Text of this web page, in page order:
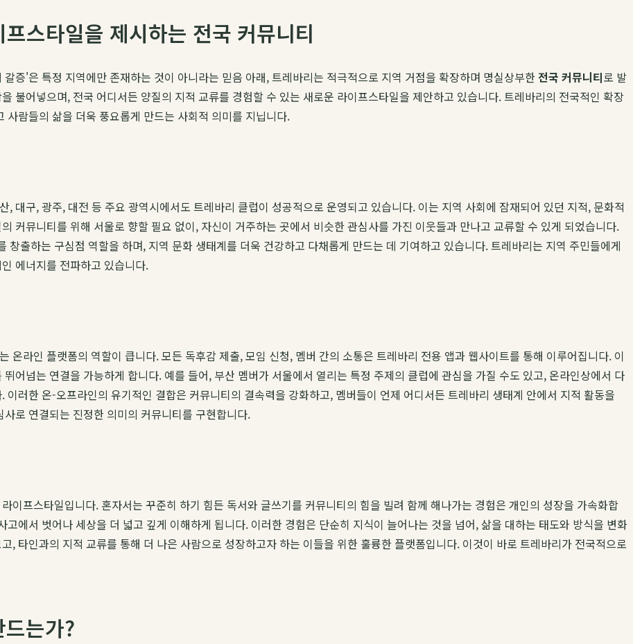
스타일을 제시하는 전국 커뮤니티
증'은 특정 지역에만 존재하는 것이 아니라는 믿음 아래, 트레바리는 적극적으로 지역 거점을 확장하며 명실상부한전국 커뮤니티로 발
불어넣으며, 전국 어디서든 양질의 지적 교류를 경험할 수 있는 새로운 라이프스타일을 제안하고 있습니다. 트레바리의 전국적인 확장
람들의 삶을 더욱 풍요롭게 만드는 사회적 의미를 지닙니다.
대구, 광주, 대전 등 주요 광역시에서도 트레바리 클럽이 성공적으로 운영되고 있습니다. 이는 지역 사회에 잠재되어 있던 지적, 문화적
커뮤니티를 위해 서울로 향할 필요 없이, 자신이 거주하는 곳에서 비슷한 관심사를 가진 이웃들과 만나고 교류할 수 있게 되었습니다.
출하는 구심점 역할을 하며, 지역 문화 생태계를 더욱 건강하고 다채롭게 만드는 데 기여하고 있습니다. 트레바리는 지역 주민들에게
에너지를 전파하고 있습니다.
온라인 플랫폼의 역할이 큽니다. 모든 독후감 제출, 모임 신청, 멤버 간의 소통은 트레바리 전용 앱과 웹사이트를 통해 이루어집니다. 이
어넘는 연결을 가능하게 합니다. 예를 들어, 부산 멤버가 서울에서 열리는 특정 주제의 클럽에 관심을 가질 수도 있고, 온라인상에서 다
러한 온-오프라인의 유기적인 결합은 커뮤니티의 결속력을 강화하고, 멤버들이 언제 어디서든 트레바리 생태계 안에서 지적 활동을
로 연결되는 진정한 의미의 커뮤니티를 구현합니다.
이프스타일입니다. 혼자서는 꾸준히 하기 힘든 독서와 글쓰기를 커뮤니티의 힘을 빌려 함께 해나가는 경험은 개인의 성장을 가속화합
에서 벗어나 세상을 더 넓고 깊게 이해하게 됩니다. 이러한 경험은 단순히 지식이 늘어나는 것을 넘어, 삶을 대하는 태도와 방식을 변화
, 타인과의 지적 교류를 통해 더 나은 사람으로 성장하고자 하는 이들을 위한 훌륭한 플랫폼입니다. 이것이 바로 트레바리가 전국적으로
는가?